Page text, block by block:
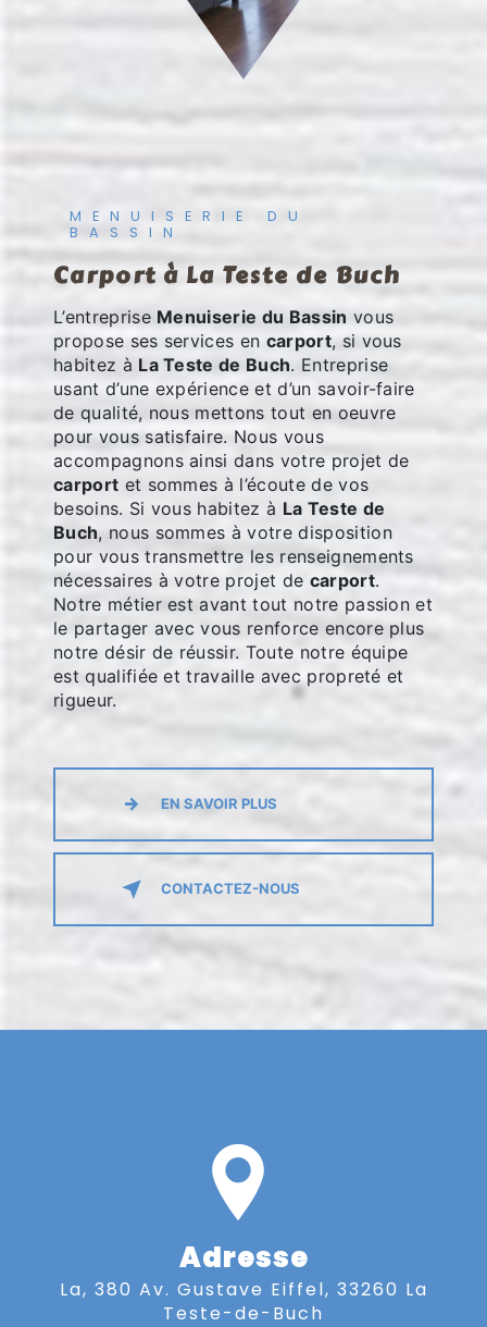
MENUISERIE DU
BASSIN
carport à La Teste de Buch
L’entreprise Menuiserie du Bassin vous
propose ses services en carport, si vous
habitez à La Teste de Buch. Entreprise
usant d’une expérience et d’un savoir-faire
de qualité, nous mettons tout en oeuvre
pour vous satisfaire. Nous vous
accompagnons ainsi dans votre projet de
carport et sommes à l’écoute de vos
besoins. Si vous habitez à La Teste de
Buch, nous sommes à votre disposition
pour vous transmettre les renseignements
nécessaires à votre projet de carport.
Notre métier est avant tout notre passion et
le partager avec vous renforce encore plus
notre désir de réussir. Toute notre équipe
est qualifiée et travaille avec propreté et
rigueur.
EN SAVOIR PLUS
CONTACTEZ-NOUS
Adresse
La, 380 Av. Gustave Eiffel, 33260 La
Teste-de-Buch